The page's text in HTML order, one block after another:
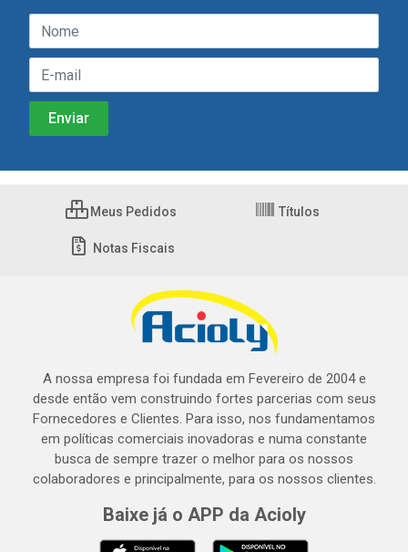
Meus Pedidos Títulos
Notas Fiscais
A nossa empresa foi fundada em Fevereiro de 2004 e
desde então vem construindo fortes parcerias com seus
Fornecedores e Clientes. Para isso, nos fundamentamos
em políticas comerciais inovadoras e numa constante
busca de sempre trazer o melhor para os nossos
colaboradores e principalmente, para os nossos clientes.
Baixe já o APP da Acioly